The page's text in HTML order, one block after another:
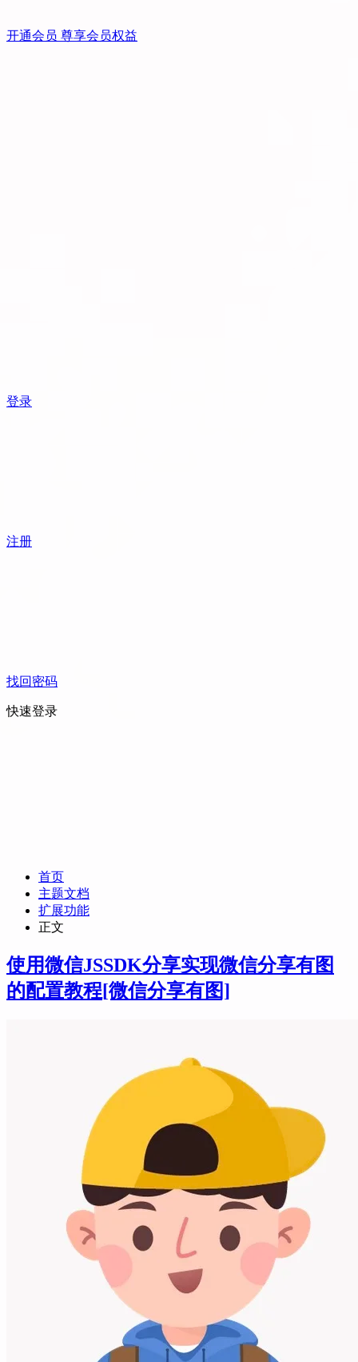
开通会员 尊享会员权益
登录
注册
找回密码
快速登录
首页
主题文档
扩展功能
正文
使用微信JSSDK分享实现微信分享有图
的配置教程[微信分享有图]